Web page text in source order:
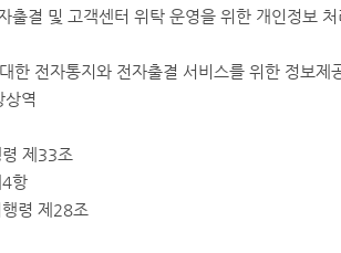
결 및 고객센터 위탁 운영을 위한 개인정보 처
한 전자통지와 전자출결 서비스를 위한 정보제
역
제33조
항
령 제28조